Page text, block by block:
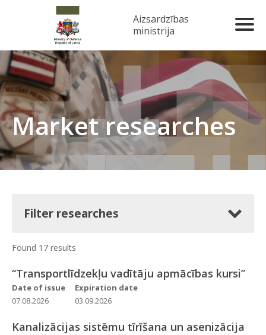
Aizsardzības
ministrija
Market researches
Filter researches
Found 17 results
“Transportlīdzekļu vadītāju apmācības kursi”
Date of issue
07.08.2026
Expiration date
03.09.2026
Kanalizācijas sistēmu tīrīšana un asenizācija